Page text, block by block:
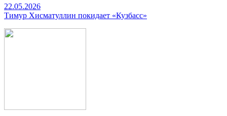
22.05.2026
Тимур Хисматуллин покидает «Кузбасс»